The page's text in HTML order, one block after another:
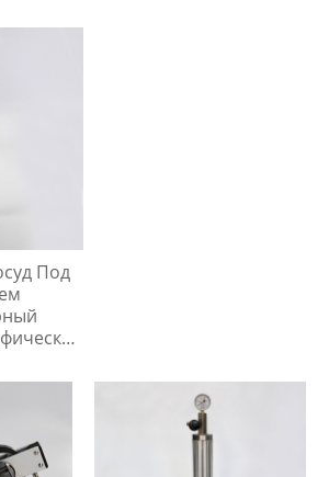
Под